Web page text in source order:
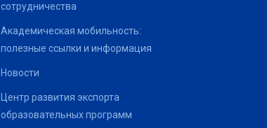
сотрудничества
Академическая мобильность:
полезные ссылки и информация
Новости
Центр развития экспорта
образовательных программ